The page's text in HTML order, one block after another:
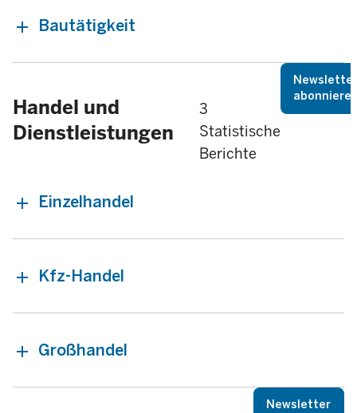
Bautätigkeit
Handel und
Dienstleistungen
3
Statistische
Berichte
Newsletter
Einzelhandel
Kfz-Handel
Großhandel
Newsletter